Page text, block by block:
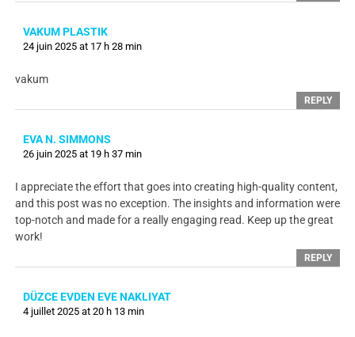
VAKUM PLASTIK
24 juin 2025 at 17 h 28 min
vakum
REPLY
EVA N. SIMMONS
26 juin 2025 at 19 h 37 min
I appreciate the effort that goes into creating high-quality content,
and this post was no exception. The insights and information were
top-notch and made for a really engaging read. Keep up the great
work!
REPLY
DÜZCE EVDEN EVE NAKLIYAT
4 juillet 2025 at 20 h 13 min